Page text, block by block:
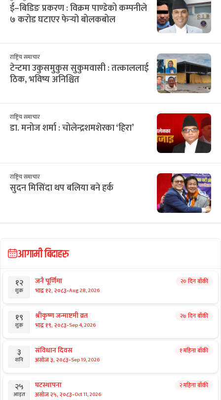
ई–बिडिङ प्रकरण : विक्रम पाण्डेको कम्पनीले
७ करोड घटाएर फेर्‍यो बोलकबोल
राष्ट्रिय समाचार
टेन्टमा उकुसमुकुस सुकुमवासी : तत्काललाई
ठिक, भविष्य अनिश्चित
राष्ट्रिय समाचार
डा. मनोज शर्मा : चोलेन्द्रशमशेरका ‘हिरा’
राष्ट्रिय समाचार
सुदन मिसिंदा थप बलिया बने हर्क
आगामी बिदाहरु
१२
शुक्र
जनै पूर्णिमा
भाद्र १२, २०८३-Aug 28, 2026
२० दिन बाँकी
१९
शुक्र
श्रीकृष्ण जन्माष्टमी व्रत
भाद्र १९, २०८३-Sep 4, 2026
२७ दिन बाँकी
३
शनि
संविधान दिवस
असोज ३, २०८३-Sep 19, 2026
१ महिना बाँकी
२५
आइत
घटस्थापना
असोज २५, २०८३-Oct 11, 2026
२ महिना बाँकी